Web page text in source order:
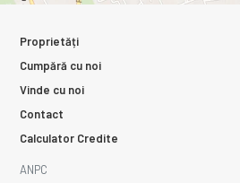
Proprietăți
Cumpără cu noi
Vinde cu noi
Contact
Calculator Credite
ANPC